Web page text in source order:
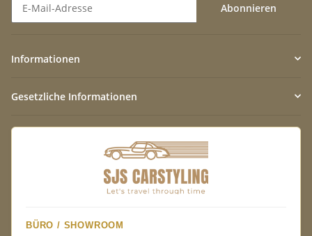
Abonnieren
Informationen
Gesetzliche Informationen
BÜRO / SHOWROOM